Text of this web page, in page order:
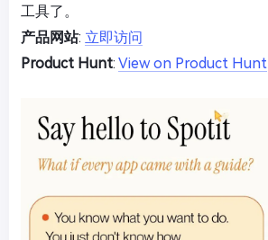
工具了。
产品网站: 立即访问
Product Hunt: View on Product Hunt